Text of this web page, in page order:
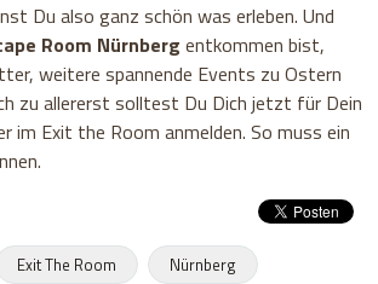
Du also ganz schön was erleben. Und
Room Nürnberg entkommen bist,
weitere spannende Events zu Ostern
zu allererst solltest Du Dich jetzt für Dein
im Exit the Room anmelden. So muss ein
Exit The Room
Nürnberg